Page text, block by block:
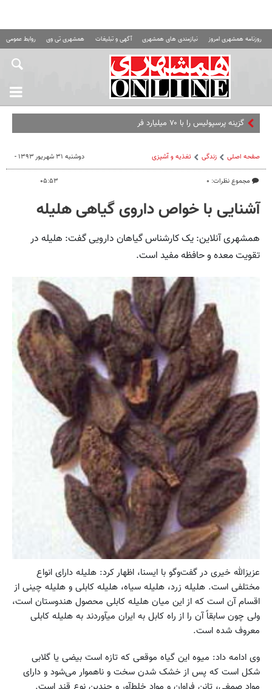
روزنامه همشهری امروز نیازمندی های همشهری آگهی و تبلیغات همشهری تی وی روابط عمومی
گزینه پرسپولیس را با ۷۰ میلیارد فروختند
صفحه اصلی زندگی تغذیه و آشپزی
مجموع نظرات: ۰
دوشنبه ۳۱ شهریور ۱۳۹۳ -
۰۵:۵۳
آشنایی با خواص داروی گیاهی هلیله
همشهری آنلاین: یک کارشناس گیاهان دارویی گفت: هلیله در
تقویت معده و حافظه مفید است.
عزیزالله خیری در گفت‌وگو با ايسنا، اظهار کرد: هلیله دارای انواع
مختلفی است. هلیله زرد، هلیله سیاه، هلیله کابلی و هلیله چینی از
اقسام آن است که از این میان هلیله کابلی محصول هندوستان است،
ولی چون سابقاً آن را از راه کابل به ایران می‎آوردند به هلیله کابلی
معروف شده است.
وی ادامه داد: میوه این گیاه موقعی که تازه است بیضی یا گلابی
شکل است که پس از خشک شدن سخت و ناهموار می‌شود و دارای